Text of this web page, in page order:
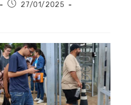
27/01/2025